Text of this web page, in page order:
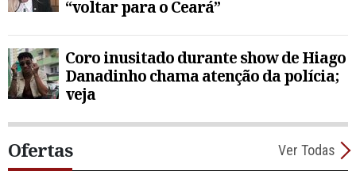
“voltar para o Ceará”
Coro inusitado durante show de Hiago
Danadinho chama atenção da polícia;
veja
Ofertas Ver Todas